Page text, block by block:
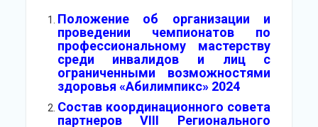
Положение об организации и
проведении чемпионатов по
профессиональному мастерству
среди инвалидов и лиц с
ограниченными возможностями
здоровья «Абилимпикс» 2024
Состав координационного совета
партнеров VIII Регионального